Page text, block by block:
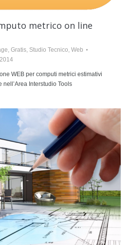
metrico on line
, Gratis, Studio Tecnico, Web
WEB per computi metrici estimativi
Interstudio Tools